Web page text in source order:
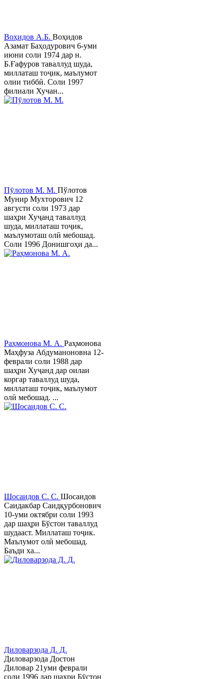
Воҳидов А.Б. Воҳидов
Азамат Баҳодурович 6-уми
июни соли 1974 дар н.
Б.Ғафуров таваллуд шуда,
миллаташ тоҷик, маълумот
олии тиббӣ. Соли 1997
филиали Хучан...
Пӯлотов М. М. Пўлотов
Мунир Мухторович 12
августи соли 1973 дар
шаҳри Хуҷанд таваллуд
шуда, миллаташ тоҷик,
маълумоташ олӣ мебошад.
Соли 1996 Донишгоҳи да...
Раҳмонова М. А. Раҳмонова
Маҳфуза Абдуманоновна 12-
феврали соли 1988 дар
шаҳри Хуҷанд дар оилаи
коргар таваллуд шуда,
миллаташ тоҷик, маълумот
олӣ мебошад. ...
Шосаидов С. С. Шосаидов
Саидакбар Саидқурбонович
10-уми октябри соли 1993
дар шаҳри Бўстон таваллуд
шудааст. Миллаташ тоҷик.
Маълумот олӣ мебошад.
Баъди ха...
Диловарзода Д. Д.
Диловарзода Достон
Диловар 21уми феврали
соли 1996 дар шаҳри Бӯстон